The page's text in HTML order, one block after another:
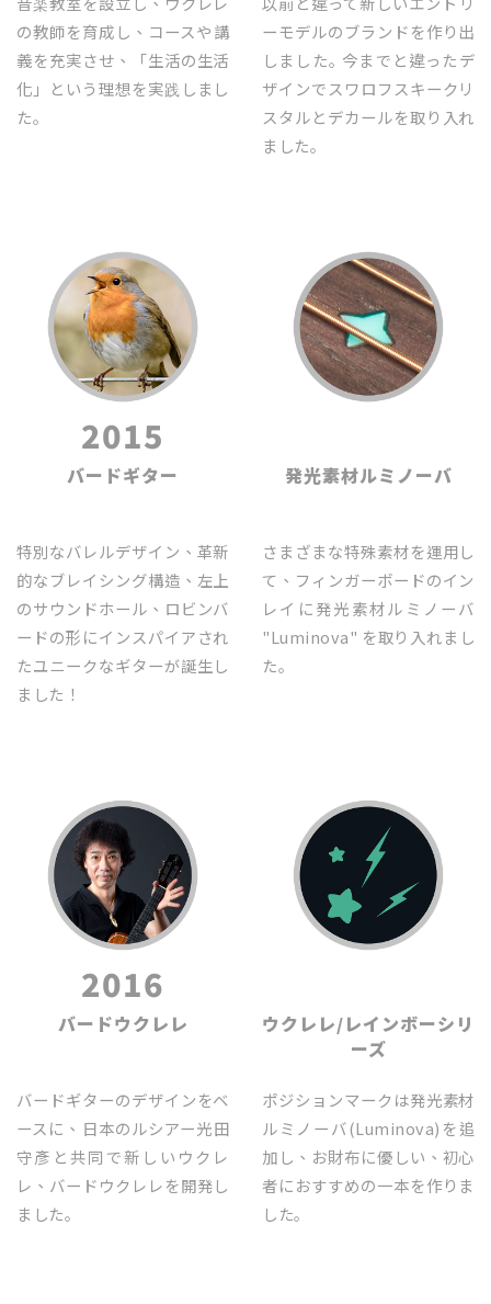
の教師を育成し、コースや講
義を充実させ、「生活の生活
化」という理想を実践しまし
た｡
ーモデルのブランドを作り出
しました｡ 今までと違ったデ
ザインでスワロフスキークリ
スタルとデカールを取り入れ
ました｡
2015
バードギター
特別なバレルデザイン、革新
的なブレイシング構造、左上
のサウンドホール、ロビンバ
ードの形にインスパイアされ
たユニークなギターが誕生し
ました！
発光素材ルミノーバ
さまざまな特殊素材を運用し
て、フィンガーボードのイン
レイに発光素材ルミノーバ
"Luminova" を取り入れまし
た｡
2016
バードウクレレ
バードギターのデザインをベ
ースに、日本のルシアー光田
守彥と共同で新しいウクレ
レ、バードウクレレを開発し
ました｡
ウクレレ/レインボーシリ
ーズ
ポジションマークは発光素材
ルミノーバ(Luminova)を追
加し、お財布に優しい、初心
者におすすめの一本を作りま
した｡